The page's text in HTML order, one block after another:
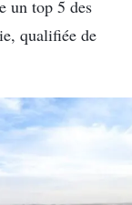
un top 5 des
qualifiée de